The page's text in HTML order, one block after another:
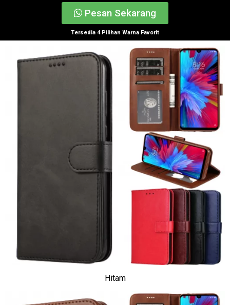
Pesan Sekarang
Tersedia 4 Pilihan Warna Favorit
Hitam